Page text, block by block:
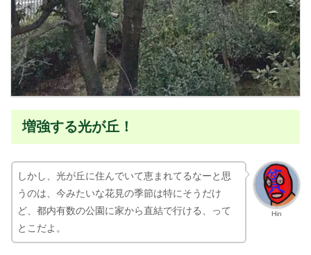
増強する光が丘！
Hin
しかし、光が丘に住んでいて恵まれてるなーと思
うのは、今みたいな花見の季節は特にそうだけ
ど、都内有数の公園に家から直結で行ける、って
とこだよ。